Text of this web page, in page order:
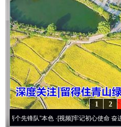
2
1
”本色·[视频]牢记初心使命 奋进复兴征程